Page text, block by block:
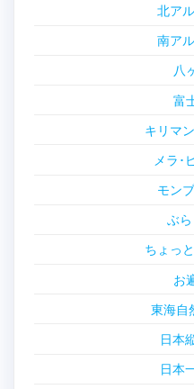
北ア
南ア
八
富
キリマ
メラ･
モン
ぶ
ちょっ
お
東海自
日本
日本